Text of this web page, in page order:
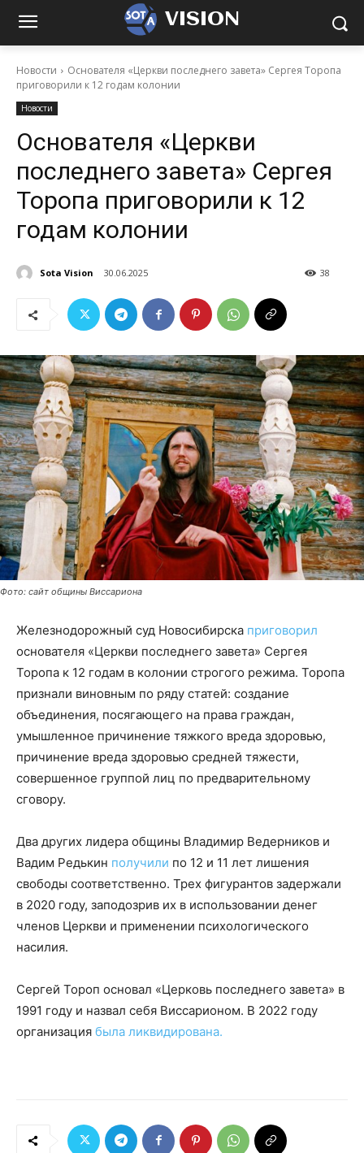
VISION
Новости
Основателя «Церкви последнего завета» Сергея Торопа
приговорили к 12 годам колонии
Новости
Основателя «Церкви
последнего завета» Сергея
Торопа приговорили к 12
годам колонии
Sota Vision 30.06.2025 38
Фото: сайт общины Виссариона
Железнодорожный суд Новосибирска приговорил
основателя «Церкви последнего завета» Сергея
Торопа к 12 годам в колонии строгого режима. Торопа
признали виновным по ряду статей: создание
объединения, посягающего на права граждан,
умышленное причинение тяжкого вреда здоровью,
причинение вреда здоровью средней тяжести,
совершенное группой лиц по предварительному
сговору.
Два других лидера общины Владимир Ведерников и
Вадим Редькин получили по 12 и 11 лет лишения
свободы соответственно. Трех фигурантов задержали
в 2020 году, заподозрив их в использовании денег
членов Церкви и применении психологического
насилия.
Сергей Тороп основал «Церковь последнего завета» в
1991 году и назвал себя Виссарионом. В 2022 году
организация была ликвидирована.